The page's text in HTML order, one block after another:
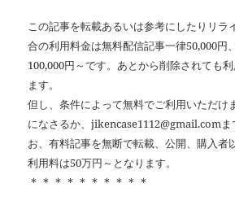
この記事を転載あるいは参考にしたりリラ
合の利用料金は無料配信記事一律50,000円
100,000円～です。あとから削除されても
ます。
但し、条件によって無料でご利用いただけ
になさるか、jikencase1112@gmail.comま
お、有料記事を無断で転載、公開、購入者
利用料は50万円～となります。
＊＊＊＊＊＊＊＊＊＊